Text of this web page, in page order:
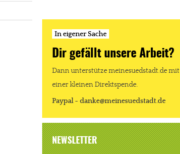
In eigener Sache
Dir gefällt unsere Arbeit?
Dann unterstütze meinesuedstadt.de mit
einer kleinen Direktspende.
Paypal - danke@meinesuedstadt.de
NEWSLETTER